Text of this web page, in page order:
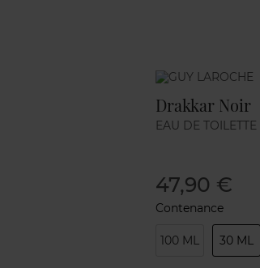
Marque
Drakkar Noir
EAU DE TOILETTE
47,90 €
Contenance
100 ML 30 ML